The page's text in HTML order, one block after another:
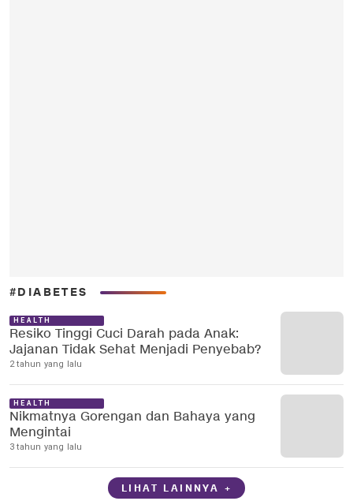
#DIABETES
HEALTH
Resiko Tinggi Cuci Darah pada Anak:
Jajanan Tidak Sehat Menjadi Penyebab?
2 tahun yang lalu
HEALTH
Nikmatnya Gorengan dan Bahaya yang
Mengintai
3 tahun yang lalu
LIHAT LAINNYA +